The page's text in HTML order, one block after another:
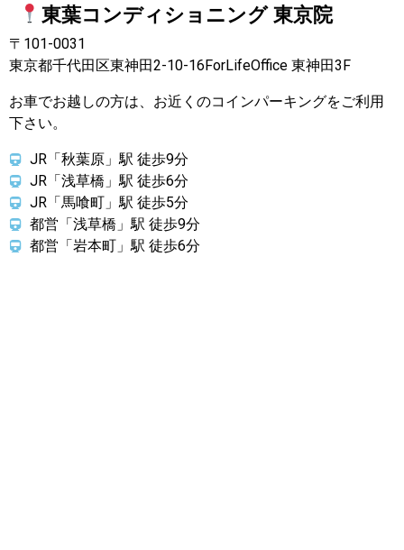
東葉コンディショニング 東京院
〒101-0031
東京都千代田区東神田2-10-16ForLifeOffice 東神田3F
お車でお越しの方は、お近くのコインパーキングをご利用
下さい。
JR「秋葉原」駅 徒歩9分
JR「浅草橋」駅 徒歩6分
JR「馬喰町」駅 徒歩5分
都営「浅草橋」駅 徒歩9分
都営「岩本町」駅 徒歩6分